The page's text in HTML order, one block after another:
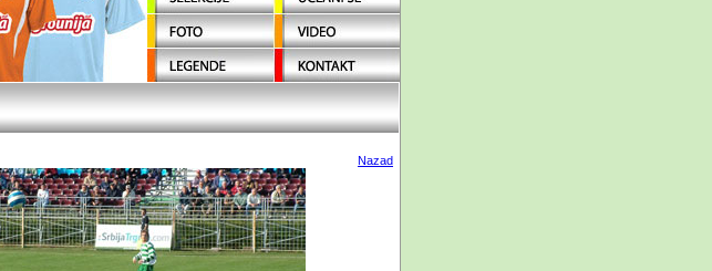
Nazad